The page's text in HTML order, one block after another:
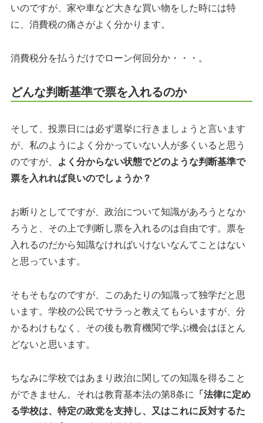
いのですが、家や車など大きな買い物をした時には特
に、消費税の痛さがよく分かります。
消費税分を払うだけでローン何回分か・・・。
どんな判断基準で票を入れるのか
そして、投票日には必ず選挙に行きましょうと言います
が、私のようによく分かっていない人が多くいると思う
のですが、
よく分からない状態でどのような判断基準で
票を入れれば良いのでしょうか？
お断りとしてですが、政治について知識があろうとなか
ろうと、その上で判断し票を入れるのは自由です。票を
入れるのだから知識なければいけないなんてことはない
と思っています。
そもそもなのですが、このあたりの知識って独学だと思
います。学校の公民でサラっと教えてもらいますが、分
かるわけもなく、その後も教育機関で学ぶ機会はほとん
どないと思います。
ちなみに学校ではあまり政治に関しての知識を得ること
ができません。それは教育基本法の第8条に
「法律に定め
る学校は、特定の政党を支持し、又はこれに反対するた